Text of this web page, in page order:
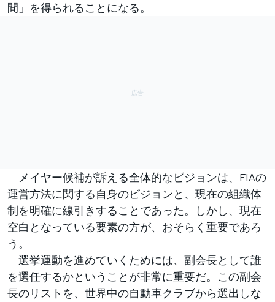
間」を得られることになる。
メイヤー候補が訴える全体的なビジョンは、FIAの
運営方法に関する自身のビジョンと、現在の組織体
制を明確に線引きすることであった。しかし、現在
空白となっている要素の方が、おそらく重要であろ
う。
選挙運動を進めていくためには、副会長として誰
を選任するかということが非常に重要だ。この副会
長のリストを、世界中の自動車クラブから選出しな